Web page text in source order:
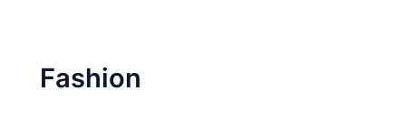
Fashion